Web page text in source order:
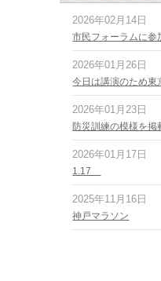
2026年02月14日
市民フォーラムに参
2026年01月26日
今日は講演のため東
2026年01月23日
防災訓練の模様を掲
2026年01月17日
1.17
2025年11月16日
神戸マラソン